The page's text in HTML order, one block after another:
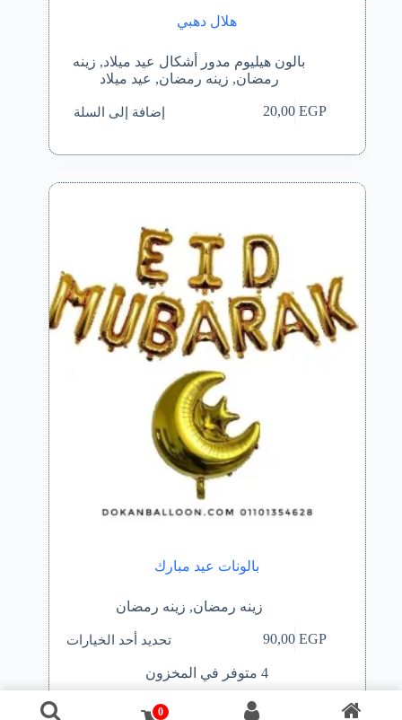
هلال دهبي
بالون هيليوم مدور أشكال عيد ميلاد, زينه
رمضان, زينه رمضان, عيد ميلاد
20,00EGP إضافة إلى السلة
بالونات عيد مبارك
زينه رمضان, زينه رمضان
90,00EGP تحديد أحد الخيارات
هناك
العديد
من
الأشكال
المختلفة
لهذا
4 متوفر في المخزون
0